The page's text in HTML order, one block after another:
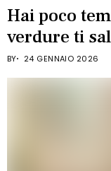
Hai poco
verdure ti
BY 24 GENNAIO 2026